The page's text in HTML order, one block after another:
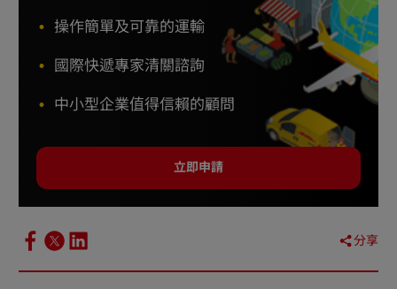
操作簡單及可靠的運輸
國際快遞專家清關諮詢
中小型企業值得信賴的顧問
立即申請
分享